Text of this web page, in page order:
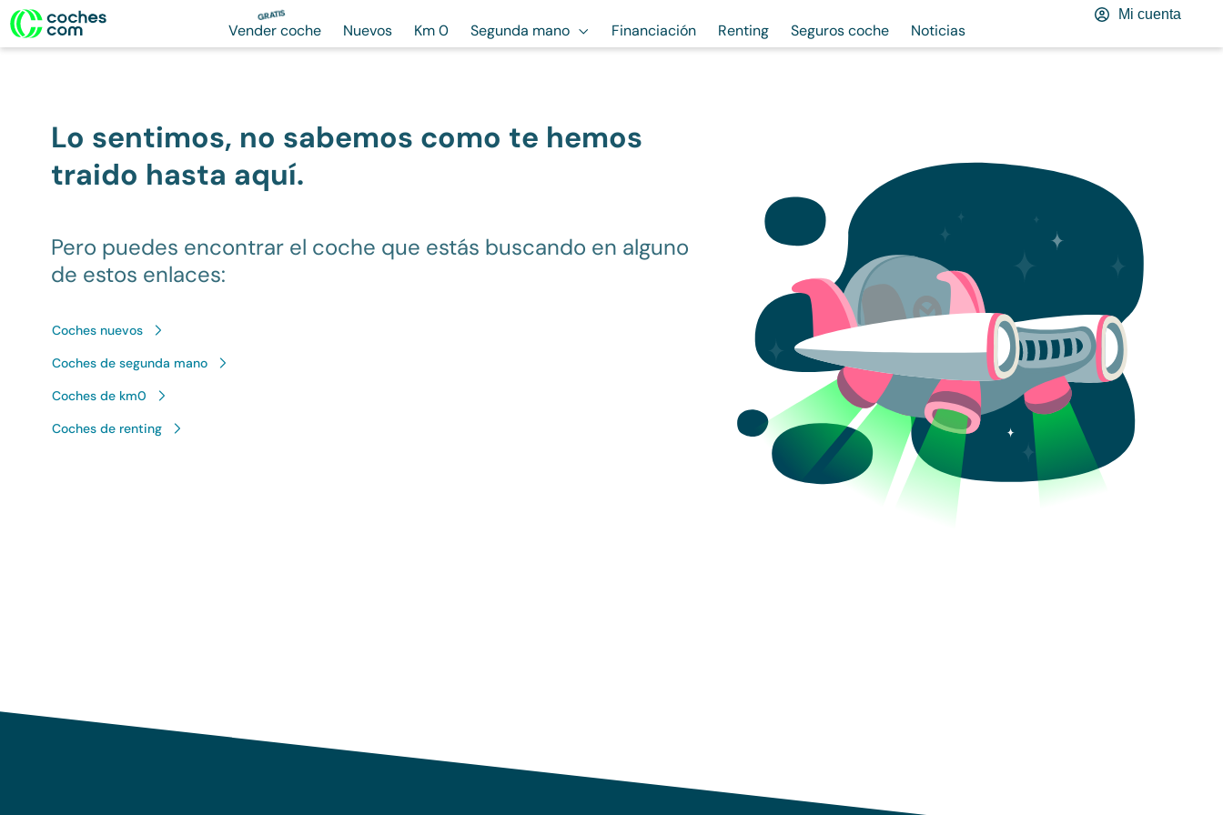
GRATIS
Vender coche Nuevos Km 0 Segunda mano Financiación Renting Seguros coche Noticias
Mi cuenta
Lo sentimos, no sabemos como te hemos
traido hasta aquí.
Pero puedes encontrar el coche que estás buscando en alguno
de estos enlaces:
Coches nuevos
Coches de segunda mano
Coches de km0
Coches de renting